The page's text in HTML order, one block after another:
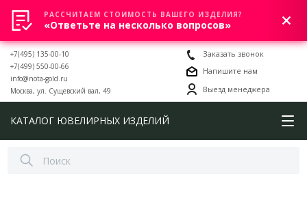
0
+7(495) 135-00-10
+7(499) 550-00-66
info@nota-gold.ru
Москва, ул. Сущевский вал, 49
Заказать звонок
Напишите нам
Выезд менеджера
КАТАЛОГ ЮВЕЛИРНЫХ ИЗДЕЛИЙ
РАССЧИТАЕМ СТОИМОСТЬ ВАШЕГО ИЗДЕЛИЯ?
«Ответьте на несколько вопросов»